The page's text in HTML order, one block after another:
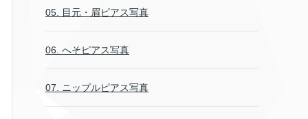
05. 目元・眉ピアス写真
06. へそピアス写真
07. ニップルピアス写真